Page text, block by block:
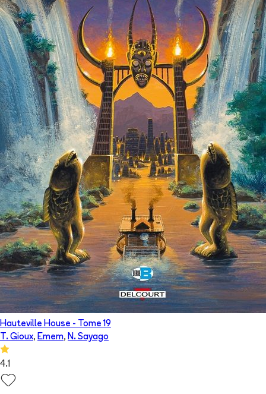
Hauteville House - Tome 19
T. Gioux, Emem, N. Sayago
4.1